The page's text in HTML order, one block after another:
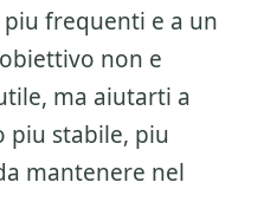
piu frequenti e a un
non e
ma aiutarti a
piu stabile, piu
mantenere nel